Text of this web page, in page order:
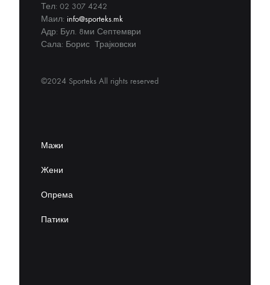
Тел: 02 307 4242
Маил: info@sporteks.mk
Адр: Бул. 8ми Септември
Сала: Борис Трајковски
©2024 Sporteks All rights reserved
Мажи
Жени
Опрема
Патики